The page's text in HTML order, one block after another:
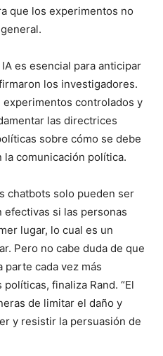
que los experimentos no
es esencial para anticipar
los investigadores.
controlados y
las directrices
sobre cómo se debe
la comunicación política.
chatbots solo pueden ser
si las personas
lugar, lo cual es un
Pero no cabe duda de que
parte cada vez más
finaliza Rand. “El
de limitar el daño y
y resistir la persuasión de